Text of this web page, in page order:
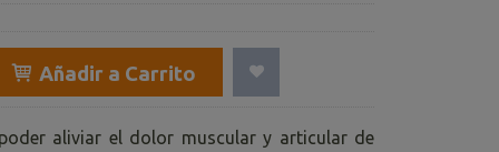
Añadir a Carrito
aliviar el dolor muscular y articular de